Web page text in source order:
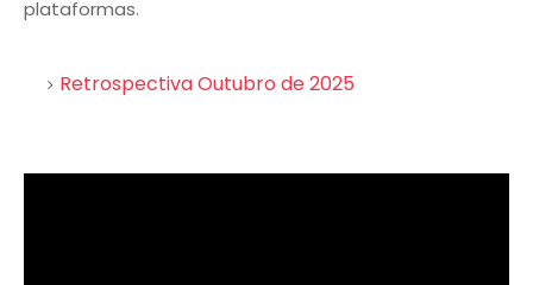
plataformas.
Retrospectiva Outubro de 2025